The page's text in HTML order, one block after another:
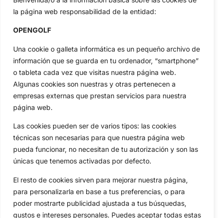
la página web responsabilidad de la entidad:
OPENGOLF
Una cookie o galleta informática es un pequeño archivo de
información que se guarda en tu ordenador, “smartphone”
o tableta cada vez que visitas nuestra página web.
Algunas cookies son nuestras y otras pertenecen a
empresas externas que prestan servicios para nuestra
página web.
Las cookies pueden ser de varios tipos: las cookies
técnicas son necesarias para que nuestra página web
pueda funcionar, no necesitan de tu autorización y son las
únicas que tenemos activadas por defecto.
El resto de cookies sirven para mejorar nuestra página,
para personalizarla en base a tus preferencias, o para
poder mostrarte publicidad ajustada a tus búsquedas,
gustos e intereses personales. Puedes aceptar todas estas
Categorias
Amateurs
Circuitos
Reglas
Vídeos
De Interés
Compañía
Aviso Legal
Política de Cookies
Publicidad
Newsletters
Copyright © 2025 OpenGolf | Diseño por TecnoQuatre